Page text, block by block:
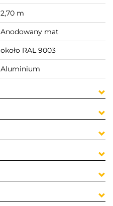
2,70 m
Anodowany mat
około RAL 9003
Aluminium